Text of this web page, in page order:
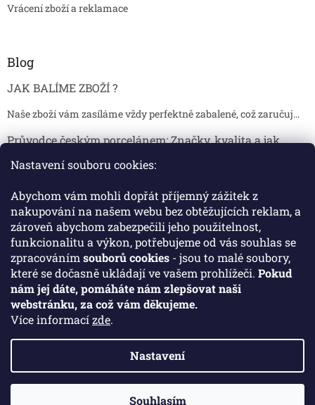
Nastavení souboru cookies:
Abychom vám mohli dopřát příjemný zážitek z
nakupování na našem webu bez obtěžujících reklam, a
zároveň abychom zabezpečili jeho použitelnost,
funkcionalitu a výkon, potřebujeme od vás souhlas se
zpracováním souborů cookies - jsou to malé soubory,
které se dočasně ukládají ve vašem prohlížeči. Pokud
nám jej dáte, pomáháte nám zlepšovat naši
webstránku, za což vám děkujeme.
Více informacízde.
Nastavení
Souhlasím
Vrácení zboží a reklamace
Blog
JAK BALÍME ZBOŽÍ ?
Naše zboží vám zasíláme vždy perfektně zabalené, což zaručuj...
Průvodce českým porcelánem: Značky, kvalita a jak
Jak skladovat broušené sklenice, aby se nepoškodily?
Broušené sklenice jsou symbolem elegance, tradice a luxusu. ...
Facebook
Vytvořil Shoptet
Crystal Porcelan. Všechna práva vyhrazena.